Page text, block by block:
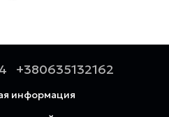
+380635132162
информация